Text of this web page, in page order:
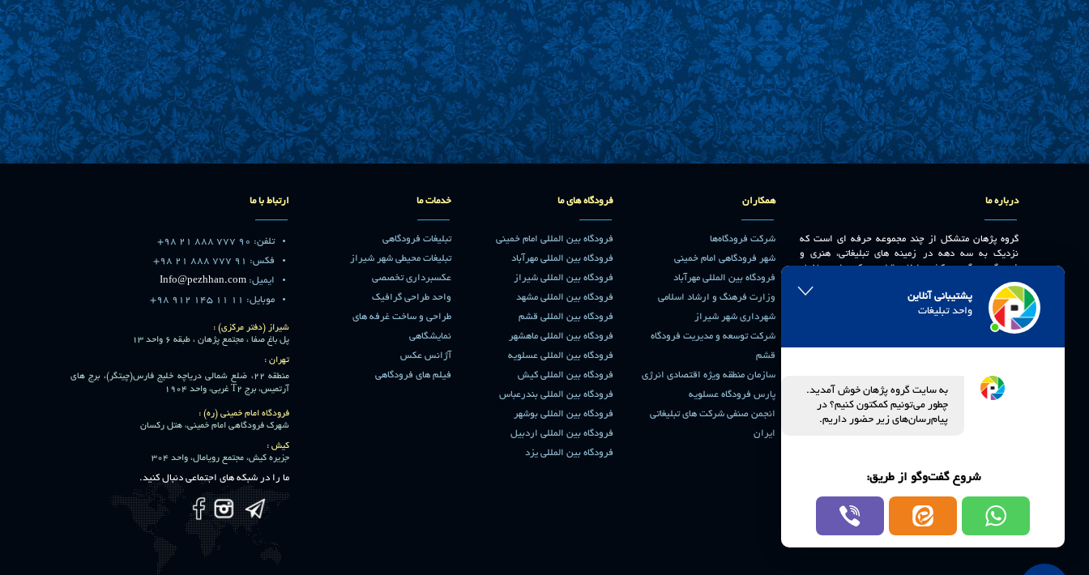
درباره ما
گروه پژهان متشکل از چند مجموعه حرفه ای است که
نزدیک به سه دهه در زمینه های تبلیغاتی، هنری و
فرهنگی در گستره کشور ایفای نقش می کند. این ساختار
فعال در دفاتر شهرهای تهران ، شیراز ، مشهد ، کیش و
قشم مستقر فعالیت هایی که توسط گروه متخصصان
پژهان ارائه می شود، عملکردی درخشان در ایده پردازی
خلاق و نوآوری در اجرا داشته و با خود رضایتمندی و
در سراسر کشور می باشد . نکته کلیدی اینکه پژهان تنها
مجموعه ای است که همزمان در 36 فرودگاه کشور دارای
فضای رسانه ای و تبلیغاتی است .
همکاران
شرکت فرودگاه‌ها
شهر فرودگاهی امام خمینی
فرودگاه بین المللی مهرآباد
وزارت فرهنگ و ارشاد اسلامی
شهرداری شهر شیراز
شرکت توسعه و مدیریت فرودگاه
قشم
سازمان منطقه ویژه اقتصادی انرژی
پارس فرودگاه عسلویه
انجمن صنفی شرکت های تبلیغاتی
ایران
فرودگاه های ما
فرودگاه بین المللی امام خمینی
فرودگاه بین المللی مهرآباد
فرودگاه بین المللی شیراز
فرودگاه بین المللی مشهد
فرودگاه بین المللی قشم
فرودگاه بین المللی ماهشهر
فرودگاه بین المللی عسلویه
فرودگاه بین المللی کیش
فرودگاه بین المللی بندرعباس
فرودگاه بین المللی بوشهر
فرودگاه بین المللی اردبیل
فرودگاه بین المللی یزد
خدمات ما
تبلیغات فرودگاهی
تبلیغات محیطی شهر شیراز
عکسبرداری تخصصی
واحد طراحی گرافیک
طراحی و ساخت غرفه های
نمایشگاهی
آژانس عکس
فیلم های فرودگاهی
ارتباط با ما
تلفن: 90 777 888 21 98+
فکس: 91 777 888 21 98+
ایمیل: Info@pezhhan.com
موبایل: 11 11 145 912 98+
شیراز (دفتر مرکزی) :
پل باغ صفا ، مجتمع پژهان ، طبقه 6 واحد 13
تهران :
منطقه 22، ضلع شمالی دریاچه خلیج فارس(چیتگر)، برج های
آرتمیس، برج T2 غربی، واحد 1904
فرودگاه امام خمینی (ره) :
شهرک فرودگاهی امام خمینی، هتل رکسان
کیش :
جزیره کیش، مجتمع رویامال، واحد 304
ما را در شبکه های اجتماعی دنبال کنید.
پشتیبانی آنلاین
واحد تبلیغات
به سایت گروه پژهان خوش آمدید.
چطور می‌تونیم کمکتون کنیم؟ در
پیام‌رسان‌های زیر حضور داریم.
شروع گفت‌وگو از طریق: